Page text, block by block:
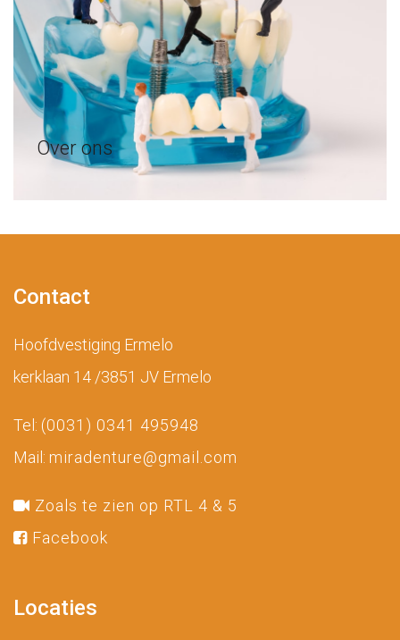
Over ons
Contact
Hoofdvestiging Ermelo
kerklaan 14 /3851 JV Ermelo
Tel: (0031) 0341 495948
Mail: miradenture@gmail.com
Zoals te zien op RTL 4 & 5
Facebook
Locaties